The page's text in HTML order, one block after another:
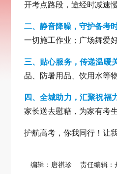
开考点路段，途经时减速
二、静音降噪，守护备考时
一切施工作业；广场舞爱
三、贴心服务，传递温暖
品、防暑用品、饮用水等
四、全城助力，汇聚祝福
家长送去慰藉，为家有考
护航高考，你我同行！让
编辑：唐祺珍 责任编辑：